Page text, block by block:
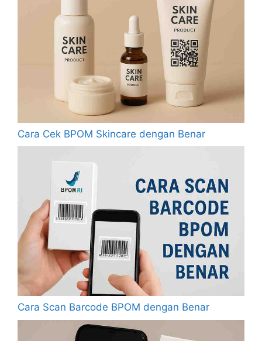
Cara Cek BPOM Skincare dengan Benar
Cara Scan Barcode BPOM dengan Benar